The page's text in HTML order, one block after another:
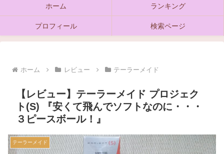
ホーム ランキング
プロフィール 検索ページ
ホーム レビュー テーラーメイド
【レビュー】テーラーメイド プロジェク
ト(S) 『安くて飛んでソフトなのに・・・
３ピースボール！』
テーラーメイド